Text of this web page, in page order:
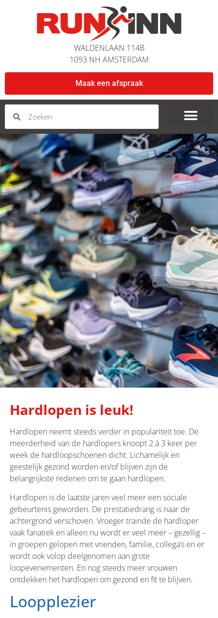
WALDENLAAN 114B
1093 NH AMSTERDAM
Maak een afspraak
Hardlopen is leuk!
Hardlopen neemt steeds verder in populariteit toe. De
meerderheid van de hardlopers knoopt 2 à 3 keer per
week de hardloopschoenen dicht. Lichamelijk en
geestelijk gezond worden en/of blijven zijn de
belangrijkste redenen om te gaan hardlopen.
Hardlopen is de laatste jaren veel meer een sociale
gebeurtenis geworden. De prestatiedrang is naar de
achtergrond verschoven. Vroeger trainde de hardloper
vaak fanatiek en alleen nu wordt er veel meer – gezellig –
in groepen gelopen met vrienden, familie, collega’s en er
wordt ook volop deelgenomen aan grote
loopevenementen. En nog steeds meer vrouwen
ontdekken het hardlopen om gezond en fit te blijven.
Loopplezier